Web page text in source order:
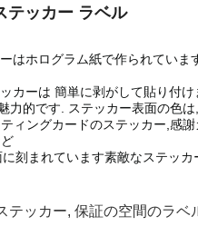
テッカー ラベル
はホログラム紙で作られてい
カーは 簡単に剥がして貼り付
力的です. ステッカー表面の色
ィングカードのステッカー,感
刻まれています素敵なステッ
テッカー, 保証の空間のラベ